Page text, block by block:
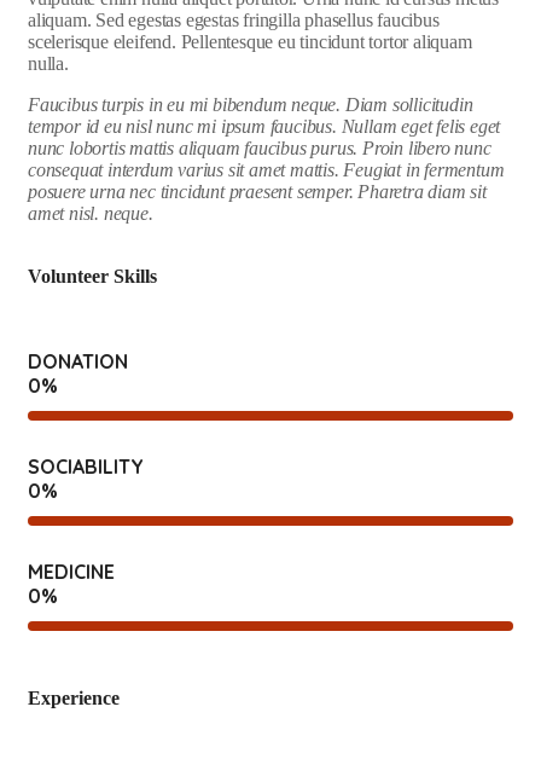
aliquam. Sed egestas egestas fringilla phasellus faucibus
scelerisque eleifend. Pellentesque eu tincidunt tortor aliquam
nulla.
Faucibus turpis in eu mi bibendum neque. Diam sollicitudin
tempor id eu nisl nunc mi ipsum faucibus. Nullam eget felis eget
nunc lobortis mattis aliquam faucibus purus. Proin libero nunc
consequat interdum varius sit amet mattis. Feugiat in fermentum
posuere urna nec tincidunt praesent semper. Pharetra diam sit
amet nisl. neque.
Volunteer Skills
DONATION
0%
SOCIABILITY
0%
MEDICINE
0%
Experience